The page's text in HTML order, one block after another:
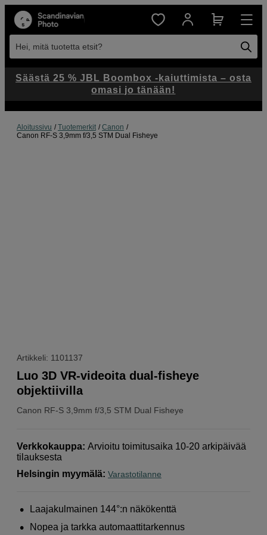
Hei, mitä tuotetta etsit?
Aloitussivu Tuotemerkit
Canon
Canon RF-S 3,9mm f/3,5 STM Dual Fisheye
Artikkeli: 1101137
Canon RF-S 3,9mm f/3,5 STM Dual Fisheye
Luo 3D VR-videoita dual-fisheye
objektiivilla
Verkkokauppa: Arvioitu toimitusaika 10-20 arkipäivää
tilauksesta
Helsingin myymälä: Varastotilanne
Laajakulmainen 144°:n näkökenttä
Nopea ja tarkka automaattitarkennus
Säästä 25 % JBL Boombox -kaiuttimista – osta
omasi jo tänään!